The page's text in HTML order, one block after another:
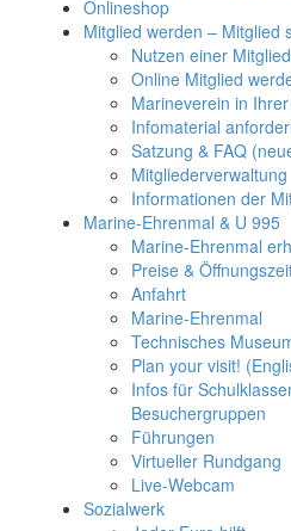
Onlineshop
Mitglied werden – Mitglied
Nutzen einer
Online Mitglied
Marineverein in
Infomaterial
Satzung & FAQ
Mitgliederverwaltung
Informationen der
Marine-Ehrenmal & U 995
Marine-Ehrenmal
Preise &
Anfahrt
Marine-Ehrenmal
Technisches
Plan your visit!
Infos für
Besuchergruppen
Führungen
Virtueller Rundgang
Live-Webcam
Sozialwerk